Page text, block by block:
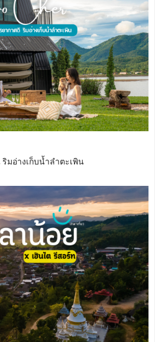
มอ่างเก็บน้ำลำตะเพิน